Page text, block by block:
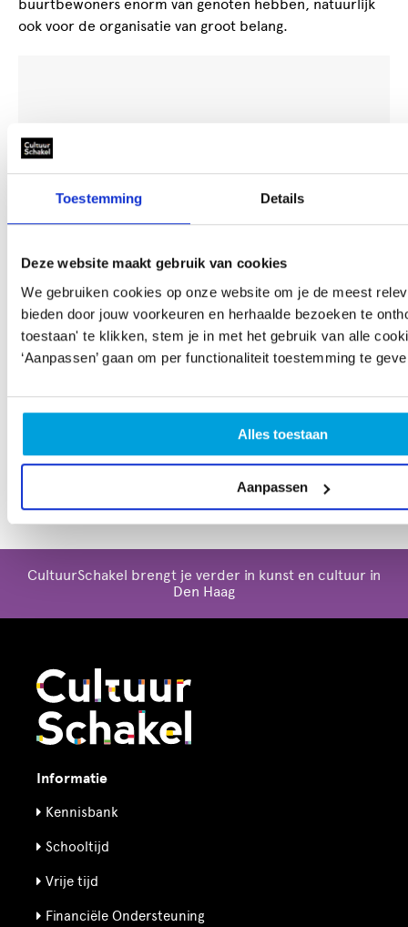
Toestemming Details
Deze website maakt gebruik van cookies
We gebruiken cookies op onze website om je de meest
bieden door jouw voorkeuren en herhaalde bezoeken te
toestaan' te klikken, stem je in met het gebruik van alle
‘Aanpassen’ gaan om per functionaliteit toestemming te
Alles toestaan
Aanpassen
buurtbewoners enorm van genoten hebben, natuurlijk
ook voor de organisatie van groot belang.
Accepteer
bekijken.
Kijk voor foto’s en een sfeerimpressie opFacebooken
Wijkberaad Vruchtenbuurt
Ook heeft er een leuk artikel gestaan in deSegbroeker .
Wil jij met jouw project ook in aanmerking komen voor
is en meld je aan.
CultuurSchakel brengt je verder in kunst en cultuur in
Den Haag
Informatie
Kennisbank
Schooltijd
Vrije tijd
Financiële Ondersteuning